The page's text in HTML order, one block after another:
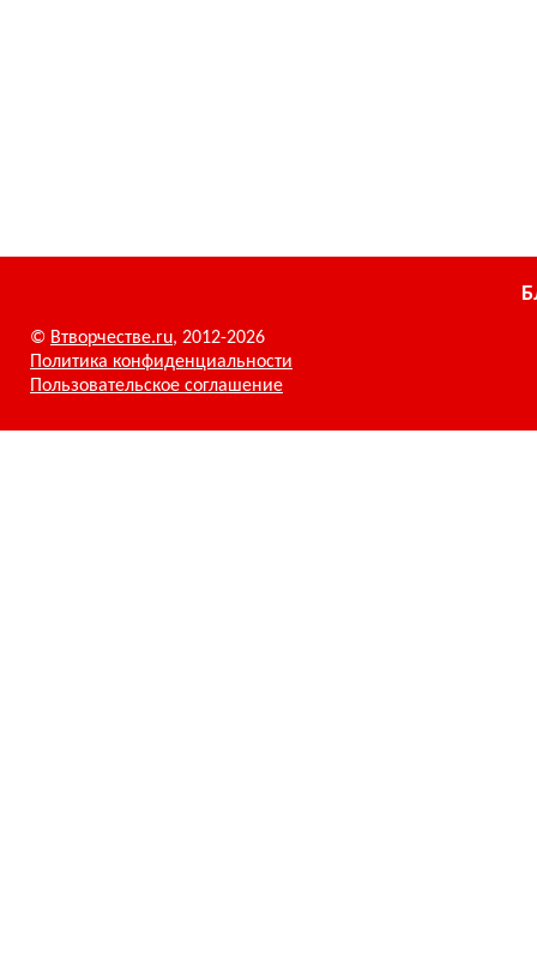
© Втворчестве.ru, 2012-2026
Политика конфиденциальности
Пользовательское соглашение